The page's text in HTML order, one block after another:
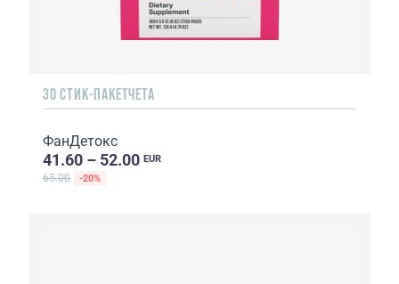
30 СТИК-ПАКЕТЧЕТА
ФанДетокс
41.60 – 52.00 EUR
65.00 -20%